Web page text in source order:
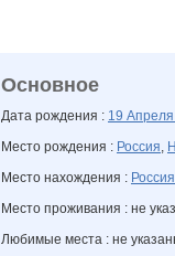
Основное
Дата рождения : 19
Место рождения : Россия,
Место нахождения : Россия
Место проживания : не
Любимые места : не